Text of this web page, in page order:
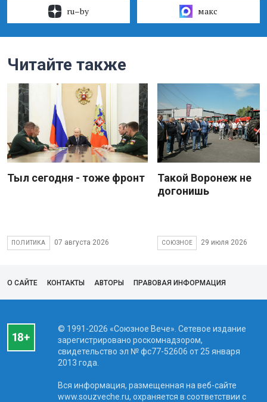
ru–by макс
Читайте также
Тыл сегодня - тоже фронт
ПОЛИТИКА 07 августа 2026
Такой Воронеж не
догонишь
СОЮЗНОЕ 29 июля 2026
О САЙТЕ КОНТАКТЫ АВТОРЫ ПРАВОВАЯ ИНФОРМАЦИЯ
© 1991-2026 «Союзное Вече». Сетевое издание
зарегистрировано роскомнадзором,
свидетельство эл № фc77-52606 от 25 января
2013 года.
Вся информация, размещенная на веб-сайте
www.souzveche.ru, охраняется в соответствии с